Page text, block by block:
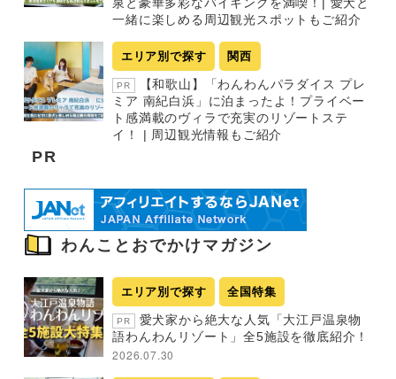
泉と豪華多彩なバイキングを満喫！| 愛犬と
一緒に楽しめる周辺観光スポットもご紹介
エリア別で探す 関西
PR
【和歌山】「わんわんパラダイス プレ
ミア 南紀白浜」に泊まったよ！プライベー
ト感満載のヴィラで充実のリゾートステ
イ！ | 周辺観光情報もご紹介
PR
わんことおでかけマガジン
エリア別で探す 全国特集
PR
愛犬家から絶大な人気「大江戸温泉物
語わんわんリゾート」全5施設を徹底紹介！
2026.07.30